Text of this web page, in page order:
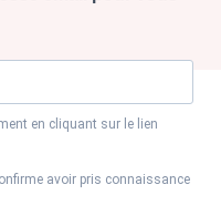
en cliquant sur le lien
avoir pris connaissance